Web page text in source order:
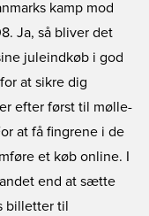
kamp mod
Ja, så bliver det
juleindkøb i god
at sikre dig
efter først til mølle-
at få fingrene i de
et køb online. I
end at sætte
billetter til